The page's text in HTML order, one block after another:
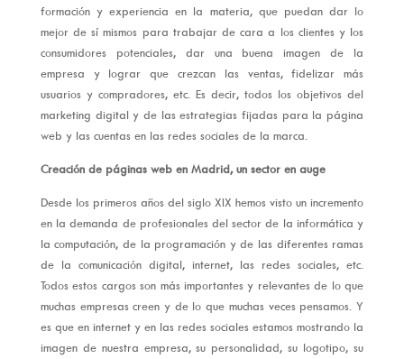
formación y experiencia en la materia, que puedan dar lo
mejor de sí mismos para trabajar de cara a los clientes y los
consumidores potenciales, dar una buena imagen de la
empresa y lograr que crezcan las ventas, fidelizar más
usuarios y compradores, etc. Es decir, todos los objetivos del
marketing digital y de las estrategias fijadas para la página
web y las cuentas en las redes sociales de la marca.
Creación de páginas web en Madrid, un sector en auge
Desde los primeros años del siglo XIX hemos visto un incremento
en la demanda de profesionales del sector de la informática y
la computación, de la programación y de las diferentes ramas
de la comunicación digital, internet, las redes sociales, etc.
Todos estos cargos son más importantes y relevantes de lo que
muchas empresas creen y de lo que muchas veces pensamos. Y
es que en internet y en las redes sociales estamos mostrando la
imagen de nuestra empresa, su personalidad, su logotipo, su